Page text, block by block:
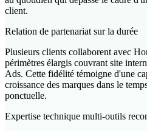
client.
Relation de partenariat sur la durée
Plusieurs clients collaborent avec
périmètres élargis couvrant site
Ads. Cette fidélité témoigne d'une
croissance des marques dans le
ponctuelle.
Expertise technique multi-outils